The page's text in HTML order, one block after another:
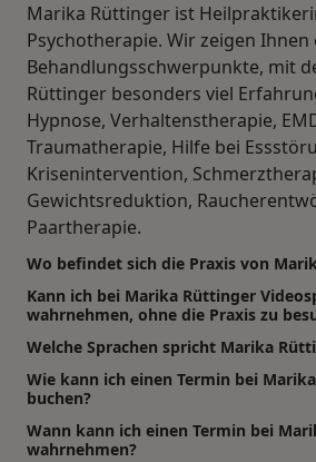
Marika Rüttinger ist
Psychotherapie. Wir zeigen Ihnen
Behandlungsschwerpunkte, mit
Rüttinger besonders viel
Hypnose, Verhaltenstherapie,
Traumatherapie, Hilfe bei
Krisenintervention,
Gewichtsreduktion,
Paartherapie.
Wo befindet sich die Praxis von
Kann ich bei Marika Rüttinger
wahrnehmen, ohne die Praxis zu
Welche Sprachen spricht Marika
Wie kann ich einen Termin bei
buchen?
Wann kann ich einen Termin bei
wahrnehmen?